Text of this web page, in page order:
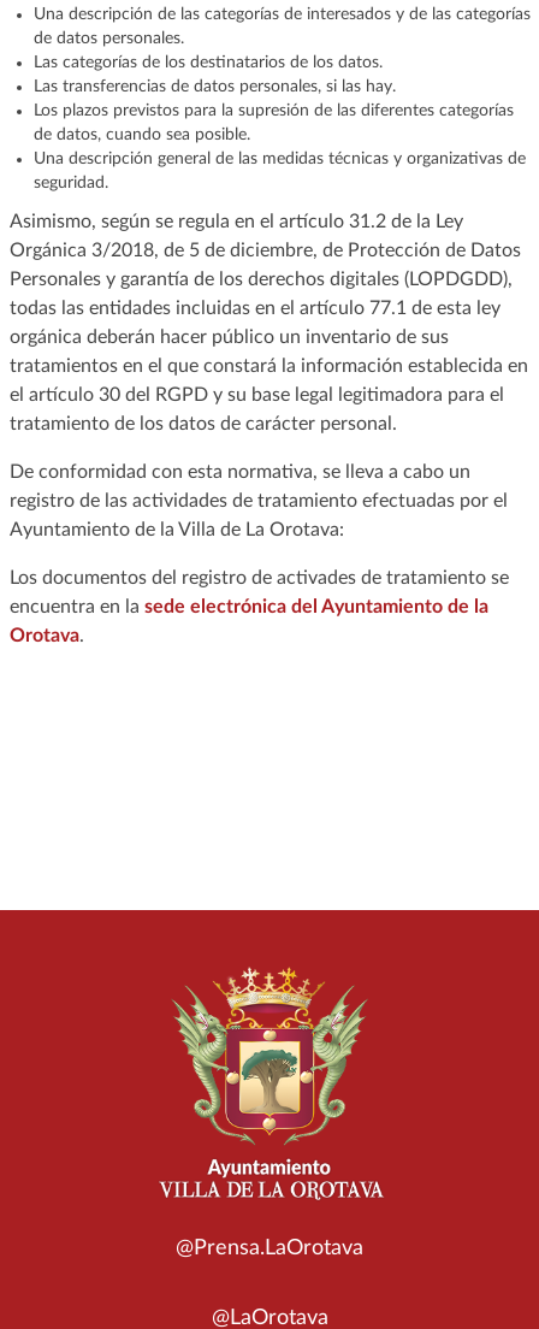
Una descripción de las categorías de interesados y de las categorías
de datos personales.
Las categorías de los destinatarios de los datos.
Las transferencias de datos personales, si las hay.
Los plazos previstos para la supresión de las diferentes categorías
de datos, cuando sea posible.
Una descripción general de las medidas técnicas y organizativas de
seguridad.
Asimismo, según se regula en el artículo 31.2 de la Ley
Orgánica 3/2018, de 5 de diciembre, de Protección de Datos
Personales y garantía de los derechos digitales (LOPDGDD),
todas las entidades incluidas en el artículo 77.1 de esta ley
orgánica deberán hacer público un inventario de sus
tratamientos en el que constará la información establecida en
el artículo 30 del RGPD y su base legal legitimadora para el
tratamiento de los datos de carácter personal.
De conformidad con esta normativa, se lleva a cabo un
registro de las actividades de tratamiento efectuadas por el
Ayuntamiento de la Villa de La Orotava:
Los documentos del registro de activades de tratamiento se
encuentra en la sede electrónica del Ayuntamiento de la
Orotava.
@Prensa.LaOrotava
@LaOrotava